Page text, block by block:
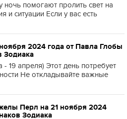
ночь помогают пролить свет на
и ситуации Если у вас есть
2024 года от Павла Глобы
Зодиака
- 19 апреля) Этот день потребует
Не откладывайте важные
Перл на 21 ноября 2024
Зодиака